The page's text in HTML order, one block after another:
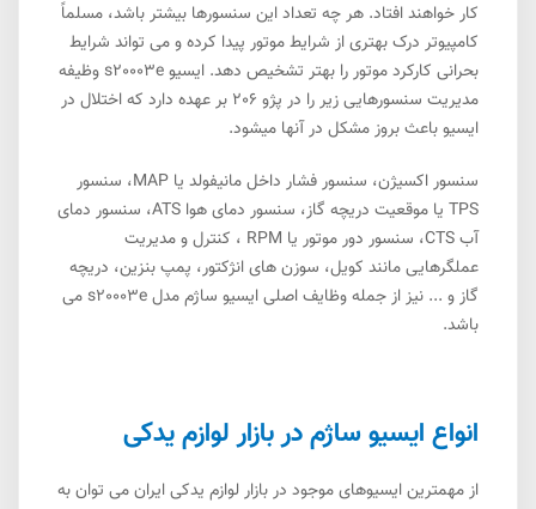
کار خواهند افتاد. هر چه تعداد این سنسورها بیشتر باشد، مسلماً
کامپیوتر درک بهتری از شرایط موتور پیدا کرده و می تواند شرایط
بحرانی کارکرد موتور را بهتر تشخیص دهد. ایسیو s20003e وظیفه
مدیریت سنسورهایی زیر را در پژو 206 بر عهده دارد که اختلال در
ایسیو باعث بروز مشکل در آنها میشود.
سنسور اکسیژن، سنسور فشار داخل مانیفولد یا MAP، سنسور
TPS یا موقعیت دریچه گاز، سنسور دمای هوا ATS، سنسور دمای
آب CTS، سنسور دور موتور یا RPM ، کنترل و مدیریت
عملگرهایی مانند کویل، سوزن های انژکتور، پمپ بنزین، دریچه
گاز و ... نیز از جمله وظایف اصلی ایسیو ساژم مدل s20003e می
باشد.
انواع ایسیو ساژم در بازار لوازم یدکی
از مهمترین ایسیوهای موجود در بازار لوازم یدکی ایران می توان به